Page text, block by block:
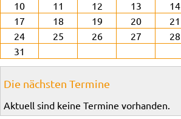
10
11 12 13 14
17
18 19 20 21
24
25 26 27 28
31
Die nächsten Termine
Aktuell sind keine Termine vorhanden.